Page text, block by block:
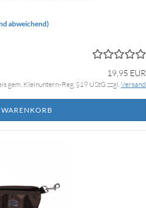
abweichend)
19,95 EUR
gem. Kleinuntern.-Reg. §19 UStG zzgl.Versand